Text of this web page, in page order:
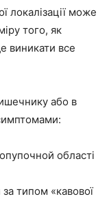
локалізації може
того, як
виникати все
або в
області
типом «кавової